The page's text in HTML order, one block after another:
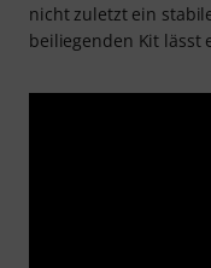
nicht zuletzt ein
beiliegenden Kit lässt